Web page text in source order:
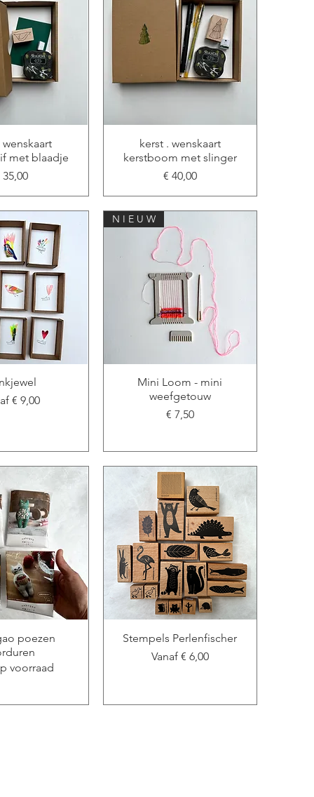
wenskaart
met blaadje
35,00
kerst . wenskaart
kerstboom met slinger
Prijs
€ 40,00
€ 9,00
N I E U W
Mini Loom - mini
weefgetouw
Prijs
€ 7,50
poezen
voorraad
Stempels Perlenfischer
Vanaf € 6,00
Verkoopprijs